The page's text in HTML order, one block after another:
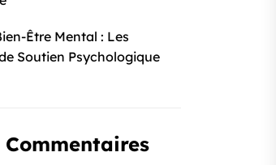
Être Mental : Les
Soutien Psychologique